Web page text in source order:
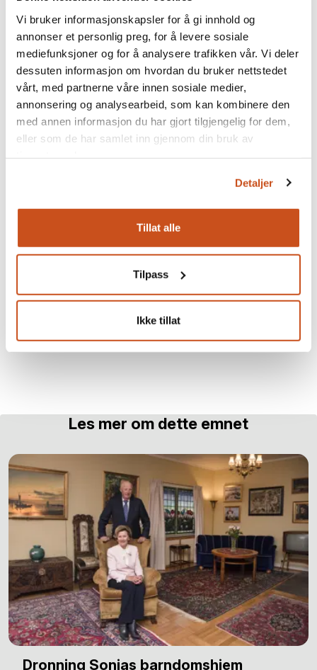
Vi bruker informasjonskapsler for å gi innhold og
annonser et personlig preg, for å levere sosiale
mediefunksjoner og for å analysere trafikken vår. Vi deler
dessuten informasjon om hvordan du bruker nettstedet
vårt, med partnerne våre innen sosiale medier,
annonsering og analysearbeid, som kan kombinere den
med annen informasjon du har gjort tilgjengelig for dem,
eller som de har samlet inn gjennom din bruk av
Detaljer
Tillat alle
Tilpass
Ikke tillat
Stuen ble på begynnelsen av 60-tallet tapetsert med Biri
tekstiltapet. Lenger inne ser vi spisestuen med det velkjente
brukt i kombinasjon i borgerlige hjem på 60-tallet. Møblene
på bilde er originaler gitt til museet av dronningen og
familien Haraldsen. På veggen henger et maleri av
Maihaugen
Andre artikler om temaet: Fargemagasinet.no
Les mer om dette emnet
Dronning Sonjas barndomshjem